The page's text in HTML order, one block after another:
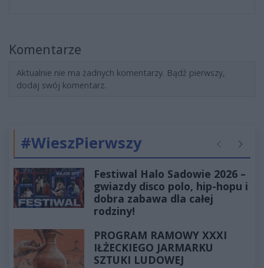
Komentarze
Aktualnie nie ma żadnych komentarzy. Bądź pierwszy,
dodaj swój komentarz.
#WieszPierwszy Poprzednie
Festiwal Halo Sadowie 2026 –
gwiazdy disco polo, hip-hopu i
dobra zabawa dla całej
rodziny!
PROGRAM RAMOWY XXXI
IŁŻECKIEGO JARMARKU
SZTUKI LUDOWEJ